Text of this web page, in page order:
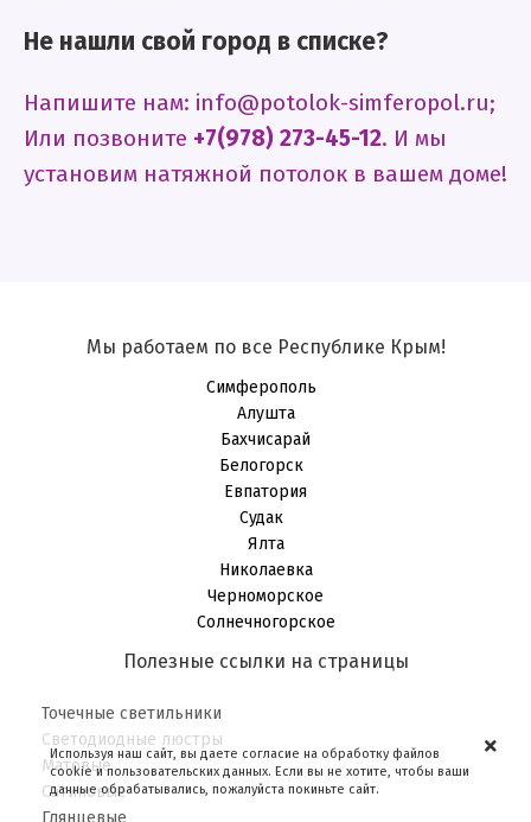
Не нашли свой город в списке?
Напишите нам: info@potolok-simferopol.ru;
Или позвоните +7(978) 273-45-12. И мы
установим натяжной потолок в вашем доме!
Мы работаем по все Республике Крым!
Симферополь
Алушта
Бахчисарай
Белогорск
Евпатория
Судак
Ялта
Николаевка
Черноморское
Солнечногорское
Полезные ссылки на страницы
Точечные светильники
Светодиодные люстры
Матовые
Сатиновые
Глянцевые
Используя наш сайт, вы даете согласие на обработку файлов
cookie и пользовательских данных. Если вы не хотите, чтобы ваши
данные обрабатывались, пожалуйста покиньте сайт.